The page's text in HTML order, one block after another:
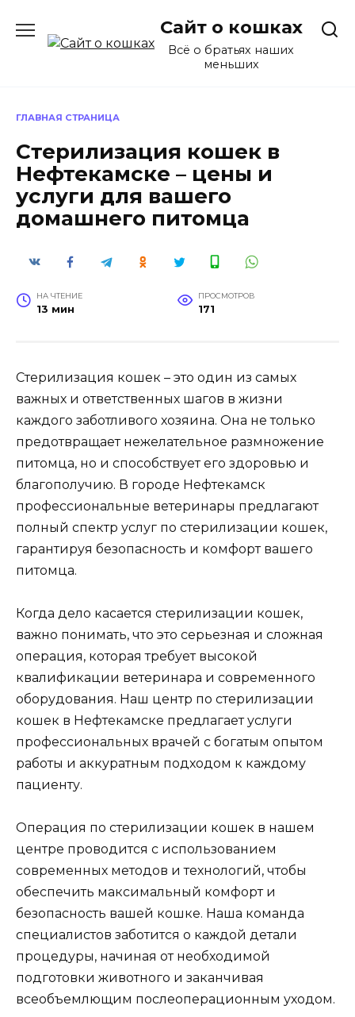
содержанию
Сайт о кошках
Всё о братьях наших
меньших
ГЛАВНАЯ СТРАНИЦА
Стерилизация кошек в
Нефтекамске – цены и
услуги для вашего
домашнего питомца
НА ЧТЕНИЕ
13 мин
ПРОСМОТРОВ
171
Стерилизация кошек – это один из самых
важных и ответственных шагов в жизни
каждого заботливого хозяина. Она не только
предотвращает нежелательное размножение
питомца, но и способствует его здоровью и
благополучию. В городе Нефтекамск
профессиональные ветеринары предлагают
полный спектр услуг по стерилизации кошек,
гарантируя безопасность и комфорт вашего
питомца.
Когда дело касается стерилизации кошек,
важно понимать, что это серьезная и сложная
операция, которая требует высокой
квалификации ветеринара и современного
оборудования. Наш центр по стерилизации
кошек в Нефтекамске предлагает услуги
профессиональных врачей с богатым опытом
работы и аккуратным подходом к каждому
пациенту.
Операция по стерилизации кошек в нашем
центре проводится с использованием
современных методов и технологий, чтобы
обеспечить максимальный комфорт и
безопасность вашей кошке. Наша команда
специалистов заботится о каждой детали
процедуры, начиная от необходимой
подготовки животного и заканчивая
всеобъемлющим послеоперационным уходом.